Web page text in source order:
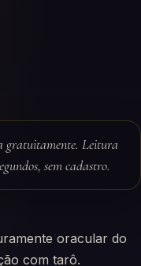
gratuitamente. Leitura
sem cadastro.
oracular do
com tarô.